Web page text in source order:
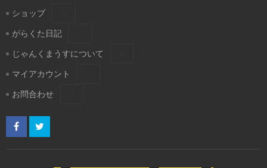
ショップ
がらくた日記
じゃんくまうすについて
マイアカウント
お問合わせ